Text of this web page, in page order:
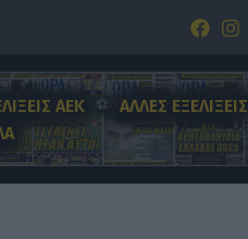
ΑΕΚ ΑΛΛΕΣ ΕΞΕΛΙΞΕΙΣ